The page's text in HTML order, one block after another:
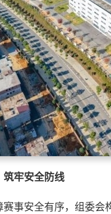
筑牢安全防线
事安全有序，组委